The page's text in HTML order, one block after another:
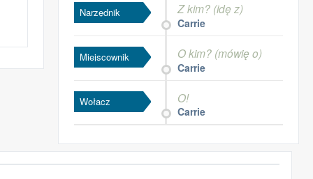
Narzędnik Z kim? (idę z)
Carrie
Miejscownik O kim? (mówię o)
Carrie
Wołacz O!
Carrie